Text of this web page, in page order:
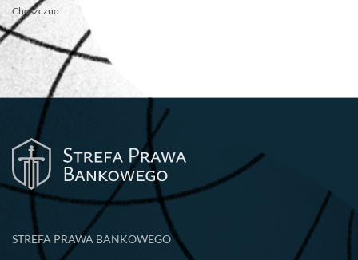
Choszczno
STREFA PRAWA BANKOWEGO